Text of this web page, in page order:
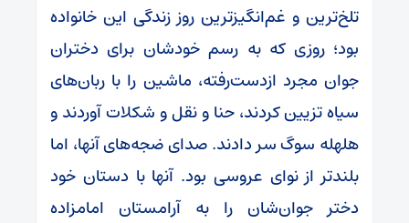
تلخ‌ترین و غم‌انگیزترین روز زندگی این خانواده
بود؛ روزی که به رسم خودشان برای دختران
جوان مجرد ازدست‌رفته، ماشین را با ربان‌های
سیاه تزیین کردند، حنا و نقل و شکلات آوردند و
هلهله سوگ سر دادند. صدای ضجه‌های آنها، اما
بلندتر از نوای عروسی بود. آنها با دستان خود
دختر جوان‌شان را به آرامستان امامزاده